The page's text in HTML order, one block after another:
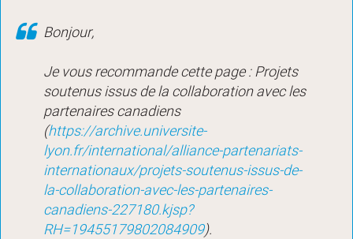
Bonjour,
Je vous recommande cette page : Projets
soutenus issus de la collaboration avec les
partenaires canadiens
(https://archive.universite-
lyon.fr/international/alliance-partenariats-
internationaux/projets-soutenus-issus-de-
la-collaboration-avec-les-partenaires-
canadiens-227180.kjsp?
RH=19455179802084909).